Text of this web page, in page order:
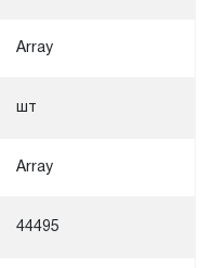
Array
шт
Array
44495